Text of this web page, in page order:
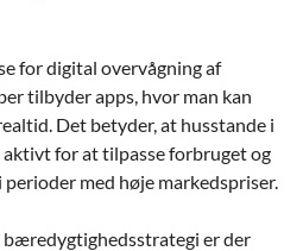
for digital overvågning af
tilbyder apps, hvor man kan
Det betyder, at husstande i
for at tilpasse forbruget og
med høje markedspriser.
bæredygtighedsstrategi er der